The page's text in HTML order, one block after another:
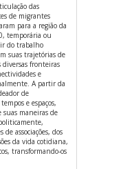
das
de migrantes
para a região da
temporária ou
do trabalho
suas trajetórias de
diversas fronteiras
e
A partir da
de
e espaços,
suas maneiras de
associações, dos
da vida cotidiana,
transformando-os